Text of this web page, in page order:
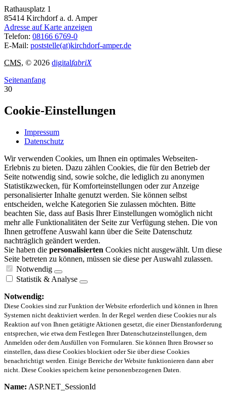
Rathausplatz 1
85414 Kirchdorf a. d. Amper
Adresse auf Karte anzeigen
Telefon: 08166 6769-0
E-Mail: poststelle(at)kirchdorf-amper.de
CMS, © 2026 digitalfabriX
Seitenanfang
30
Cookie-Einstellungen
Impressum
Datenschutz
Wir verwenden Cookies, um Ihnen ein optimales Webseiten-
Erlebnis zu bieten. Dazu zählen Cookies, die für den Betrieb der
Seite notwendig sind, sowie solche, die lediglich zu anonymen
Statistikzwecken, für Komforteinstellungen oder zur Anzeige
personalisierter Inhalte genutzt werden. Sie können selbst
entscheiden, welche Kategorien Sie zulassen möchten. Bitte
beachten Sie, dass auf Basis Ihrer Einstellungen womöglich nicht
mehr alle Funktionalitäten der Seite zur Verfügung stehen. Die von
Ihnen getroffene Auswahl kann über die Seite Datenschutz
nachträglich geändert werden.
Sie haben die personalisierten Cookies nicht ausgewählt. Um diese
Seite betreten zu können, müssen sie diese per Auswahl zulassen.
Notwendig
Statistik & Analyse
Notwendig:
Diese Cookies sind zur Funktion der Website erforderlich und können in Ihren
Systemen nicht deaktiviert werden. In der Regel werden diese Cookies nur als
Reaktion auf von Ihnen getätigte Aktionen gesetzt, die einer Dienstanforderung
entsprechen, wie etwa dem Festlegen Ihrer Datenschutzeinstellungen, dem
Anmelden oder dem Ausfüllen von Formularen. Sie können Ihren Browser so
einstellen, dass diese Cookies blockiert oder Sie über diese Cookies
benachrichtigt werden. Einige Bereiche der Website funktionieren dann aber
nicht. Diese Cookies speichern keine personenbezogenen Daten.
Name: ASP.NET_SessionId